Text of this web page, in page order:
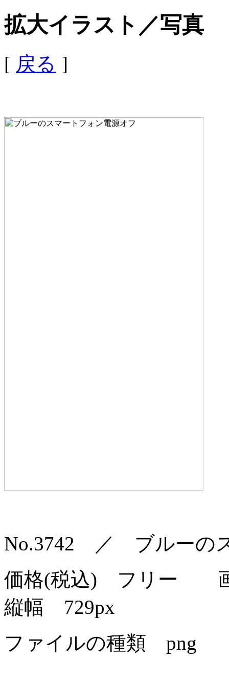
拡大イラスト／写真
[ 戻る ]
No.3742 ／ ブルーの
価格(税込) フリー
縦幅 729px
ファイルの種類 png